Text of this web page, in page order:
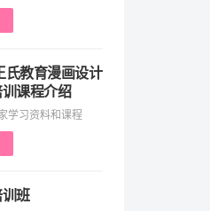
氏教育漫画设计
课程介绍
学习资料和课程
班